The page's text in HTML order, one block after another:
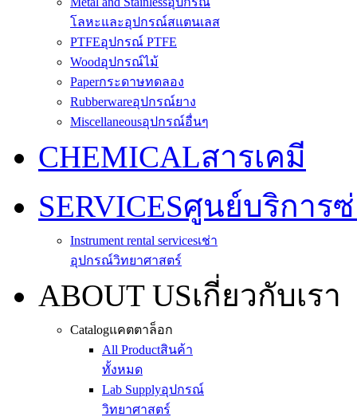
โลหะและอุปกรณ์สแตนเลส
PTFEอุปกรณ์ PTFE
Woodอุปกรณ์ไม้
Paperกระดาษทดลอง
Rubberwareอุปกรณ์ยาง
Miscellaneousอุปกรณ์อื่นๆ
CHEMICALสารเคมี
SERVICESศูนย์บริการ
Instrument rental servicesเช่า
อุปกรณ์วิทยาศาสตร์
ABOUT USเกี่ยวกับเรา
Catalogแคตตาล็อก
All Productสินค้า
ทั้งหมด
Lab Supplyอุปกรณ์
วิทยาศาสตร์